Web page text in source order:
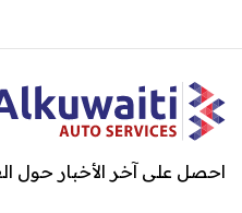
احصل على آخر الأخبار حول